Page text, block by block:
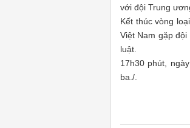
với đội Trung
Kết thúc vòng
Việt Nam gặp
luật.
17h30 phút,
ba./.